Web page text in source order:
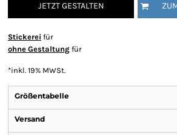
JETZT GESTALTEN
Stickerei für
ohne Gestaltung für
*inkl. 19% MWSt.
Größentabelle
Versand